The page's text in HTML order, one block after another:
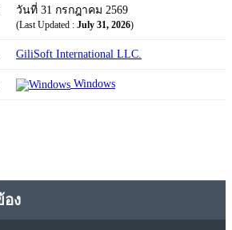
วันที่ 31 กรกฎาคม 2569
(Last Updated : July 31, 2026)
GiliSoft International LLC.
Windows
อง